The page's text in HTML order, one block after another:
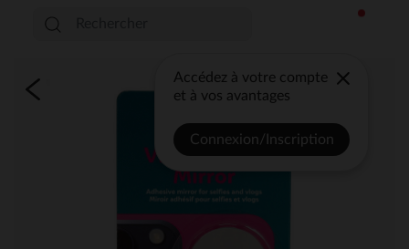
Accédez à votre compte
et à vos avantages
Connexion/Inscription